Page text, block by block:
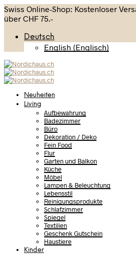
Swiss Online-Shop: Kostenloser
über CHF 75.-
Deutsch
English (Englisch)
Neuheiten
Living
Aufbewahrung
Badezimmer
Büro
Dekoration / Deko
Fein Food
Flur
Garten und Balkon
Küche
Möbel
Lampen & Beleuchtung
Lebensstil
Reinigungsprodukte
Schlafzimmer
Spiegel
Textilien
Geschenk Gutschein
Haustiere
Kinder